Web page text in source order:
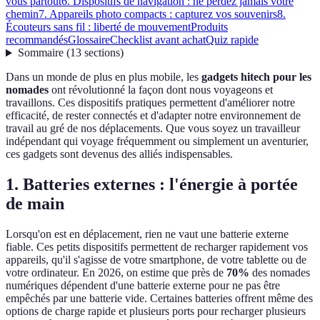
chemin7. Appareils photo compacts : capturez vos souvenirs8.
Écouteurs sans fil : liberté de mouvementProduits
recommandésGlossaireChecklist avant achatQuiz rapide
Sommaire(13 sections)
Dans un monde de plus en plus mobile, les gadgets hitech pour les
nomades ont révolutionné la façon dont nous voyageons et
travaillons. Ces dispositifs pratiques permettent d'améliorer notre
efficacité, de rester connectés et d'adapter notre environnement de
travail au gré de nos déplacements. Que vous soyez un travailleur
indépendant qui voyage fréquemment ou simplement un aventurier,
ces gadgets sont devenus des alliés indispensables.
1. Batteries externes : l'énergie à portée
de main
Lorsqu'on est en déplacement, rien ne vaut une batterie externe
fiable. Ces petits dispositifs permettent de recharger rapidement vos
appareils, qu'il s'agisse de votre smartphone, de votre tablette ou de
votre ordinateur. En 2026, on estime que près de 70% des nomades
numériques dépendent d'une batterie externe pour ne pas être
empêchés par une batterie vide. Certaines batteries offrent même des
options de charge rapide et plusieurs ports pour recharger plusieurs